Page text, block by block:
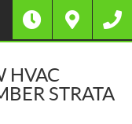
HVAC
STRATA